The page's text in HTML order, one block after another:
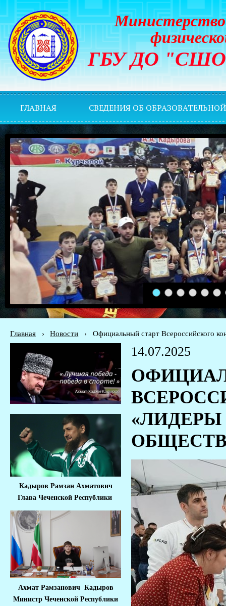
Министерство
ГБУ ДО "СШОР
ГЛАВНАЯ СВЕДЕНИЯ ОБ
1 2 3 4 5 6
Главная › Новости › Официальный старт Всероссийского
Кадыров Рамзан Ахматович
Глава Чеченской Республики
Ахмат Рамзанович Кадыров
Министр Чеченской Республики
14.07.2025
«ЛИДЕРЫ